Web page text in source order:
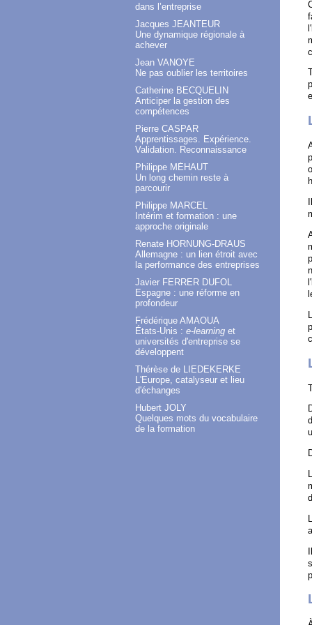
dans l’entreprise
Jacques JEANTEUR
Une dynamique régionale à
achever
Jean VANOYE
Ne pas oublier les territoires
Catherine BECQUELIN
Anticiper la gestion des
compétences
Pierre CASPAR
Apprentissages. Expérience.
Validation. Reconnaissance
Philippe MÉHAUT
Un long chemin reste à
parcourir
Philippe MARCEL
Intérim et formation : une
approche originale
Renate HORNUNG-DRAUS
Allemagne : un lien étroit avec
la performance des entreprises
Javier FERRER DUFOL
Espagne : une réforme en
profondeur
Frédérique AMAOUA
États-Unis : e-learning et
universités d'entreprise se
développent
Thérèse de LIEDEKERKE
L'Europe, catalyseur et lieu
d'échanges
Hubert JOLY
Quelques mots du vocabulaire
de la formation